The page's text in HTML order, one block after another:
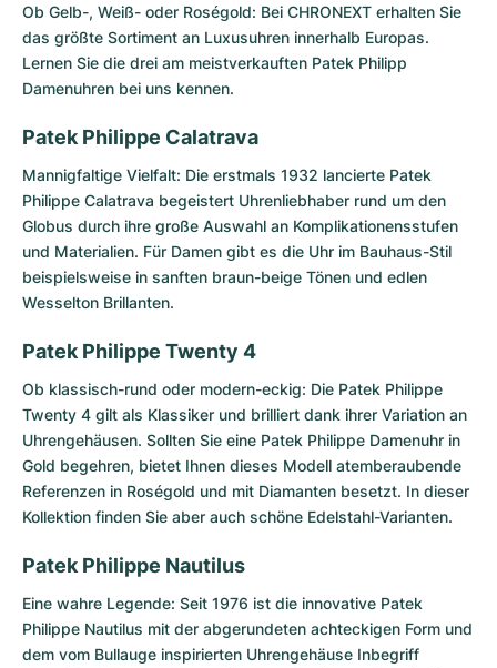
Ob Gelb-, Weiß- oder Roségold: Bei CHRONEXT erhalten Sie
das größte Sortiment an Luxusuhren innerhalb Europas.
Lernen Sie die drei am meistverkauften Patek Philipp
Damenuhren bei uns kennen.
Patek Philippe Calatrava
Mannigfaltige Vielfalt: Die erstmals 1932 lancierte Patek
Philippe Calatrava begeistert Uhrenliebhaber rund um den
Globus durch ihre große Auswahl an Komplikationensstufen
und Materialien. Für Damen gibt es die Uhr im Bauhaus-Stil
beispielsweise in sanften braun-beige Tönen und edlen
Wesselton Brillanten.
Patek Philippe Twenty 4
Ob klassisch-rund oder modern-eckig: Die Patek Philippe
Twenty 4 gilt als Klassiker und brilliert dank ihrer Variation an
Uhrengehäusen. Sollten Sie eine Patek Philippe Damenuhr in
Gold begehren, bietet Ihnen dieses Modell atemberaubende
Referenzen in Roségold und mit Diamanten besetzt. In dieser
Kollektion finden Sie aber auch schöne Edelstahl-Varianten.
Patek Philippe Nautilus
Eine wahre Legende: Seit 1976 ist die innovative Patek
Philippe Nautilus mit der abgerundeten achteckigen Form und
dem vom Bullauge inspirierten Uhrengehäuse Inbegriff